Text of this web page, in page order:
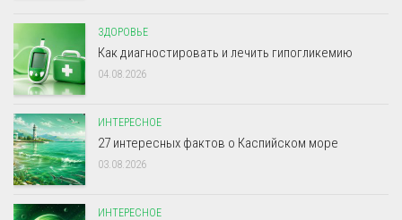
ЗДОРОВЬЕ
Как диагностировать и лечить гипогликемию
04.08.2026
ИНТЕРЕСНОЕ
27 интересных фактов о Каспийском море
03.08.2026
ИНТЕРЕСНОЕ